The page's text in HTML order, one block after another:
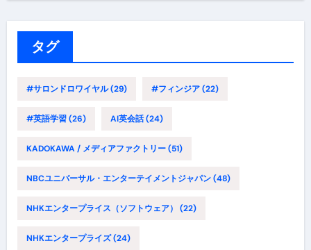
タグ
#サロンドロワイヤル(29) #フィンジア(22)
#英語学習(26) AI英会話(24)
KADOKAWA / メディアファクトリー(51)
NBCユニバーサル・エンターテイメントジャパン(48)
NHKエンタープライス（ソフトウェア） (22)
NHKエンタープライズ(24)